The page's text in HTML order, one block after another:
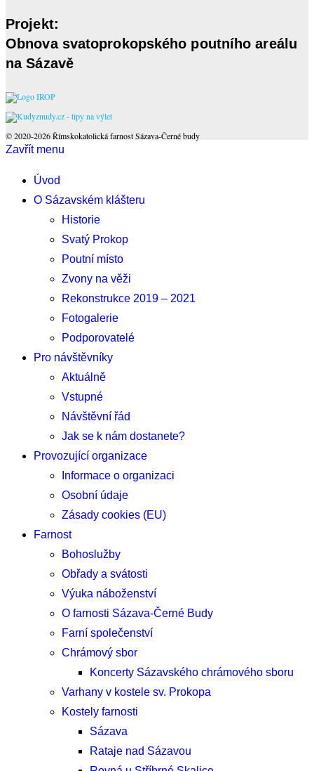
Projekt:
Obnova svatoprokopského poutního areálu
na Sázavě
© 2020-2026 Římskokatolická farnost Sázava-Černé budy
Zavřít menu
Úvod
O Sázavském klášteru
Historie
Svatý Prokop
Poutní místo
Zvony na věži
Rekonstrukce 2019 – 2021
Fotogalerie
Podporovatelé
Pro návštěvníky
Aktuálně
Vstupné
Návštěvní řád
Jak se k nám dostanete?
Provozující organizace
Informace o organizaci
Osobní údaje
Zásady cookies (EU)
Farnost
Bohoslužby
Obřady a svátosti
Výuka náboženství
O farnosti Sázava-Černé Budy
Farní společenství
Chrámový sbor
Koncerty Sázavského chrámového sboru
Varhany v kostele sv. Prokopa
Kostely farnosti
Sázava
Rataje nad Sázavou